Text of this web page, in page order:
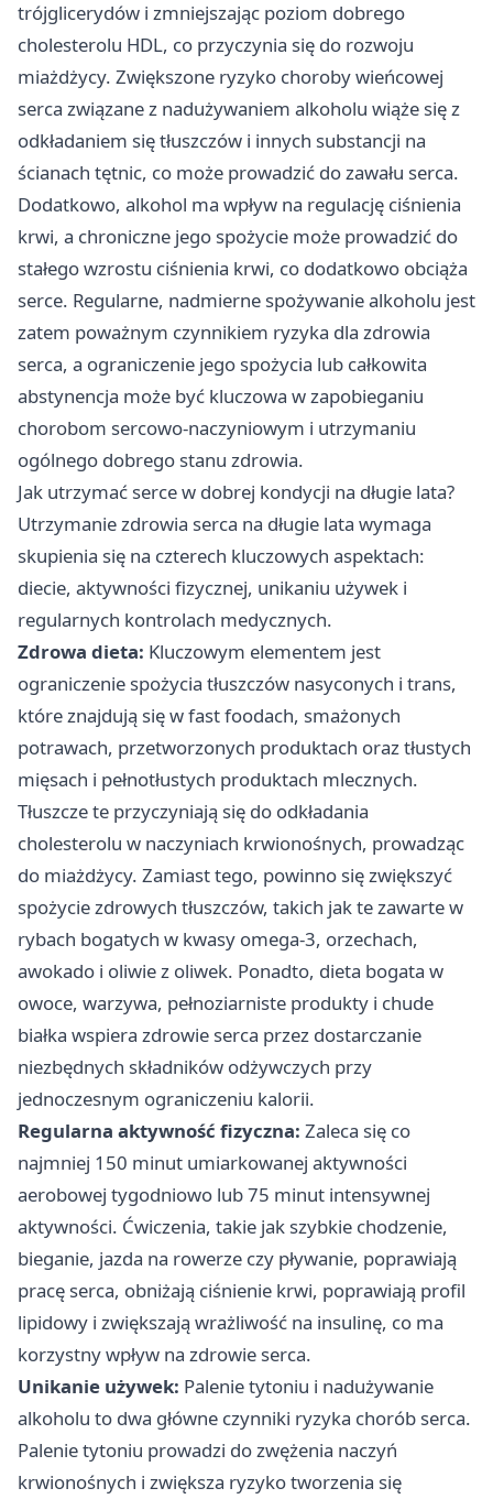
trójglicerydów i zmniejszając poziom dobrego
cholesterolu HDL, co przyczynia się do rozwoju
miażdżycy. Zwiększone ryzyko choroby wieńcowej
serca związane z nadużywaniem alkoholu wiąże się z
odkładaniem się tłuszczów i innych substancji na
ścianach tętnic, co może prowadzić do zawału serca.
Dodatkowo, alkohol ma wpływ na regulację ciśnienia
krwi, a chroniczne jego spożycie może prowadzić do
stałego wzrostu ciśnienia krwi, co dodatkowo obciąża
serce. Regularne, nadmierne spożywanie alkoholu jest
zatem poważnym czynnikiem ryzyka dla zdrowia
serca, a ograniczenie jego spożycia lub całkowita
abstynencja może być kluczowa w zapobieganiu
chorobom sercowo-naczyniowym i utrzymaniu
ogólnego dobrego stanu zdrowia.
Jak utrzymać serce w dobrej kondycji na długie lata?
Utrzymanie zdrowia serca na długie lata wymaga
skupienia się na czterech kluczowych aspektach:
diecie, aktywności fizycznej, unikaniu używek i
regularnych kontrolach medycznych.
Zdrowa dieta: Kluczowym elementem jest
ograniczenie spożycia tłuszczów nasyconych i trans,
które znajdują się w fast foodach, smażonych
potrawach, przetworzonych produktach oraz tłustych
mięsach i pełnotłustych produktach mlecznych.
Tłuszcze te przyczyniają się do odkładania
cholesterolu w naczyniach krwionośnych, prowadząc
do miażdżycy. Zamiast tego, powinno się zwiększyć
spożycie zdrowych tłuszczów, takich jak te zawarte w
rybach bogatych w kwasy omega-3, orzechach,
awokado i oliwie z oliwek. Ponadto, dieta bogata w
owoce, warzywa, pełnoziarniste produkty i chude
białka wspiera zdrowie serca przez dostarczanie
niezbędnych składników odżywczych przy
jednoczesnym ograniczeniu kalorii.
Regularna aktywność fizyczna: Zaleca się co
najmniej 150 minut umiarkowanej aktywności
aerobowej tygodniowo lub 75 minut intensywnej
aktywności. Ćwiczenia, takie jak szybkie chodzenie,
bieganie, jazda na rowerze czy pływanie, poprawiają
pracę serca, obniżają ciśnienie krwi, poprawiają profil
lipidowy i zwiększają wrażliwość na insulinę, co ma
korzystny wpływ na zdrowie serca.
Unikanie używek: Palenie tytoniu i nadużywanie
alkoholu to dwa główne czynniki ryzyka chorób serca.
Palenie tytoniu prowadzi do zwężenia naczyń
krwionośnych i zwiększa ryzyko tworzenia się